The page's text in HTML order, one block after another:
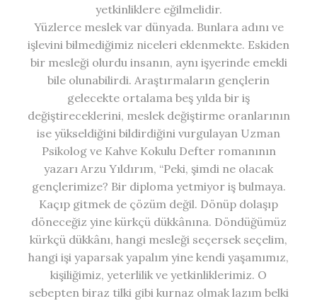
yetkinliklere eğilmelidir.
Yüzlerce meslek var dünyada. Bunlara adını ve
işlevini bilmediğimiz niceleri eklenmekte. Eskiden
bir mesleği olurdu insanın, aynı işyerinde emekli
bile olunabilirdi. Araştırmaların gençlerin
gelecekte ortalama beş yılda bir iş
değiştireceklerini, meslek değiştirme oranlarının
ise yükseldiğini bildirdiğini vurgulayan Uzman
Psikolog ve Kahve Kokulu Defter romanının
yazarı Arzu Yıldırım, “Peki, şimdi ne olacak
gençlerimize? Bir diploma yetmiyor iş bulmaya.
Kaçıp gitmek de çözüm değil. Dönüp dolaşıp
döneceğiz yine kürkçü dükkânına. Döndüğümüz
kürkçü dükkânı, hangi mesleği seçersek seçelim,
hangi işi yaparsak yapalım yine kendi yaşamımız,
kişiliğimiz, yeterlilik ve yetkinliklerimiz. O
sebepten biraz tilki gibi kurnaz olmak lazım belki